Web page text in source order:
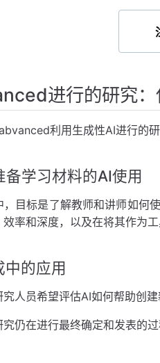
进行的研究：
利用生成性AI进行的
备学习材料的AI使用
目标是了解教师和讲师如何
率和深度，以及在将其作为
中的应用
人员希望评估AI如何帮助创
仍在进行最终确定和发表的